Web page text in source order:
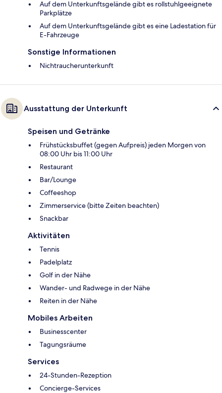
Auf dem Unterkunftsgelände gibt es rollstuhlgeeignete
Parkplätze
Auf dem Unterkunftsgelände gibt es eine Ladestation für
E-Fahrzeuge
Sonstige Informationen
Nichtraucherunterkunft
Ausstattung der Unterkunft
Speisen und Getränke
Frühstücksbuffet (gegen Aufpreis) jeden Morgen von
08:00 Uhr bis 11:00 Uhr
Restaurant
Bar/Lounge
Coffeeshop
Zimmerservice (bitte Zeiten beachten)
Snackbar
Aktivitäten
Tennis
Padelplatz
Golf in der Nähe
Wander- und Radwege in der Nähe
Reiten in der Nähe
Mobiles Arbeiten
Businesscenter
Tagungsräume
Services
24-Stunden-Rezeption
Concierge-Services